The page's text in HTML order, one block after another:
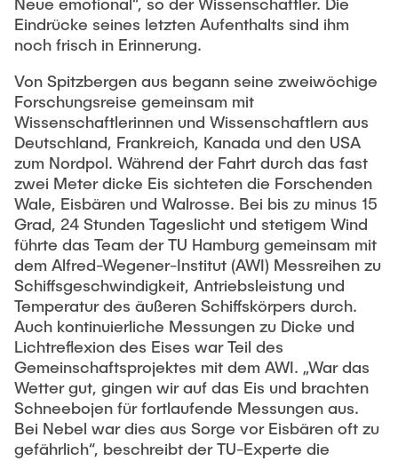
Marvin Ruppik
Jan-Joshua Schmitt
Bartosz Tegowski
Frederik Vollmer
Nico Weiß
Gastwissenschaftler
Dr. Jasmin Gabsteiger
Anand Dubey
Kevin Erkelenz
Johanna Gleichauf
Thomas Jaschke
Nadja Lamann
Hui Lu
Prof. Dr.-Ing. Fabian Lurz
Lukas Reinhold
Eindrücke seines letzten Aufenthalts sind ihm
noch frisch in Erinnerung.
Von Spitzbergen aus begann seine zweiwöchige
Forschungsreise gemeinsam mit
Wissenschaftlerinnen und Wissenschaftlern aus
Deutschland, Frankreich, Kanada und den USA
zum Nordpol. Während der Fahrt durch das fast
zwei Meter dicke Eis sichteten die Forschenden
Wale, Eisbären und Walrosse. Bei bis zu minus 15
Grad, 24 Stunden Tageslicht und stetigem Wind
führte das Team der TU Hamburg gemeinsam mit
dem Alfred-Wegener-Institut (AWI) Messreihen zu
Schiffsgeschwindigkeit, Antriebsleistung und
Temperatur des äußeren Schiffskörpers durch.
Auch kontinuierliche Messungen zu Dicke und
Lichtreflexion des Eises war Teil des
Gemeinschaftsprojektes mit dem AWI. „War das
Wetter gut, gingen wir auf das Eis und brachten
Schneebojen für fortlaufende Messungen aus.
Bei Nebel war dies aus Sorge vor Eisbären oft zu
gefährlich“, beschreibt der TU-Experte die